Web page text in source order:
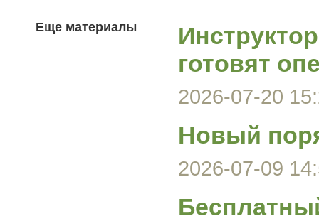
Еще материалы
готовят
2026-07-20
Новый
2026-07-09